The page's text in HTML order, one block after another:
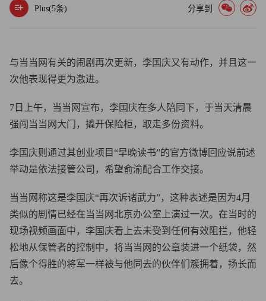
Plus(5条) 分享到
与当当网有关的闹剧再次更新，李国庆又有动作，并且这一
次他表现得更为激进。
7日上午，当当网宣布，李国庆在多人陪同下，于当天清晨
强闯当当网大门，撬开保险柜，取走多份资料。
李国庆则通过其创业项目“早晚读书”的官方微博回应说前述
举动是依法接管公司，希望俞渝配合工作交接。
当当网称这是李国庆“再次诉诸武力”，这种表述是因为4月
类似的剧情已经在当当网北京办公室上演过一次。在当时的
现场视频画面中，李国庆看上去未受到任何有效阻拦，他轻
松地从保管者的控制中，将当当网的公章装进一个纸袋，然
后像个得胜的将军一样被与他同去的伙伴们簇拥着，扬长而
去。